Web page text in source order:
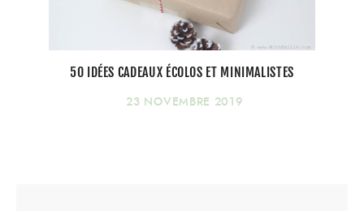
50 IDÉES CADEAUX ÉCOLOS ET MINIMALISTES
23 NOVEMBRE 2019